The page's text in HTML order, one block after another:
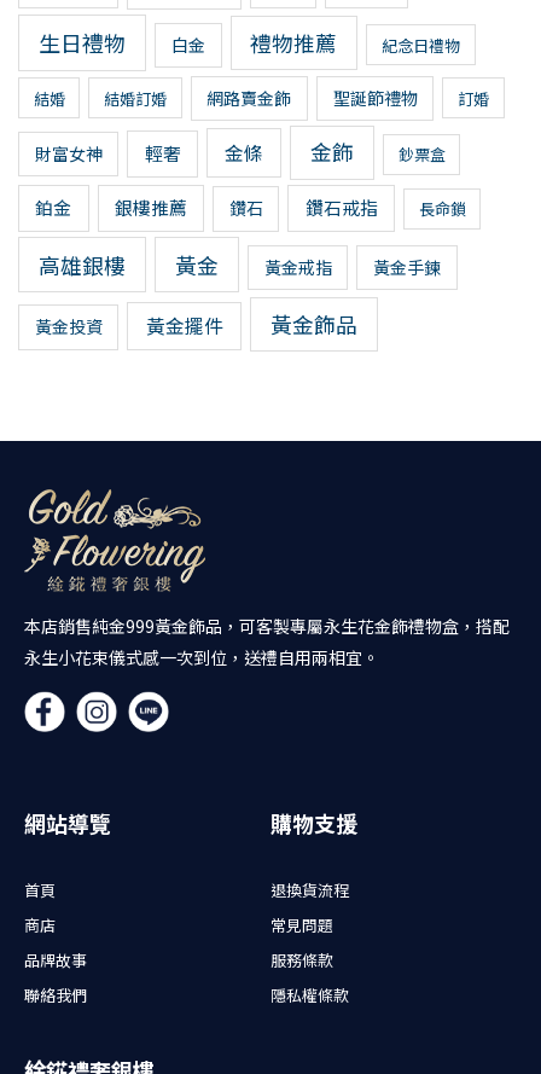
生日禮物 白金 禮物推薦 紀念日禮物
結婚 結婚訂婚 網路賣金飾 聖誕節禮物 訂婚
財富女神 輕奢 金條 金飾 鈔票盒
鉑金 銀樓推薦 鑽石 鑽石戒指 長命鎖
高雄銀樓 黃金 黃金戒指 黃金手鍊
黃金投資 黃金擺件 黃金飾品
本店銷售純金999黃金飾品，可客製專屬永生花金飾禮物盒，搭配
永生小花束儀式感一次到位，送禮自用兩相宜。
網站導覽
首頁
商店
品牌故事
聯絡我們
購物支援
退換貨流程
常見問題
服務條款
隱私權條款